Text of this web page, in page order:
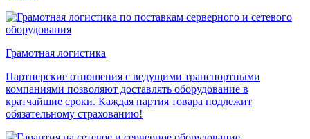
Грамотная логистика
Партнерские отношения с ведущими транспортными
компаниями позволяют доставлять оборудование в
кратчайшие сроки. Каждая партия товара подлежит
обязательному страхованию!